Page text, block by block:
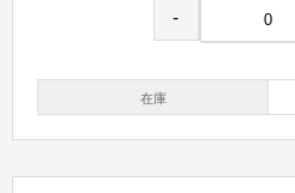
-
在庫